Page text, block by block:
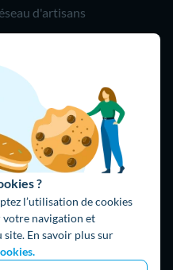
?
l’utilisation de cookies
navigation et
En savoir plus sur
d'artisans
!
(8h-21h)
Hello Watt